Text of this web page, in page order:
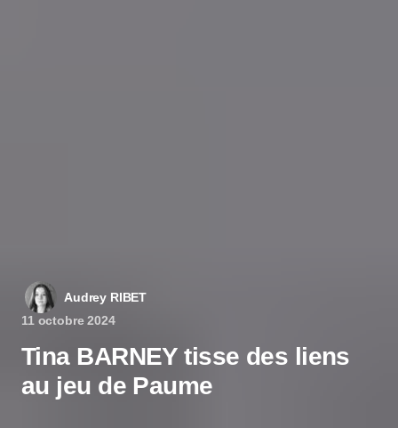
Audrey RIBET
11 octobre 2024
Tina BARNEY tisse des liens
au jeu de Paume